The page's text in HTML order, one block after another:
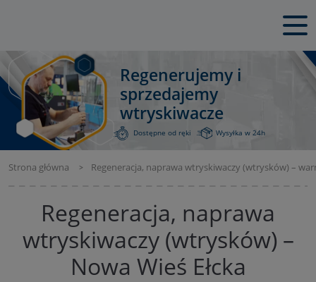
Regenerujemy i
sprzedajemy
wtryskiwacze
Dostępne od ręki Wysyłka w 24h
Strona główna Regeneracja, naprawa wtryskiwaczy (wtrysków) –
Regeneracja, naprawa
wtryskiwaczy (wtrysków) –
Nowa Wieś Ełcka